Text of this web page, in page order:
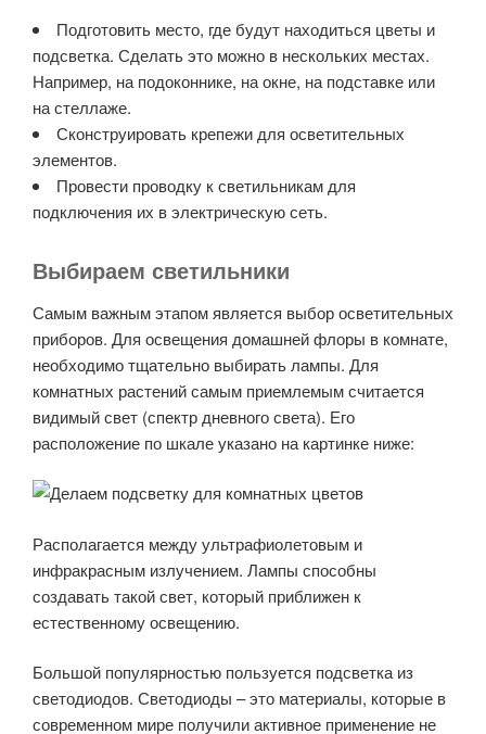
Подготовить место, где будут находиться цветы и
подсветка. Сделать это можно в нескольких местах.
Например, на подоконнике, на окне, на подставке или
на стеллаже.
Сконструировать крепежи для осветительных
элементов.
Провести проводку к светильникам для
подключения их в электрическую сеть.
Выбираем светильники
Самым важным этапом является выбор осветительных
приборов. Для освещения домашней флоры в комнате,
необходимо тщательно выбирать лампы. Для
комнатных растений самым приемлемым считается
видимый свет (спектр дневного света). Его
расположение по шкале указано на картинке ниже:
Располагается между ультрафиолетовым и
инфракрасным излучением. Лампы способны
создавать такой свет, который приближен к
естественному освещению.
Большой популярностью пользуется подсветка из
светодиодов. Светодиоды – это материалы, которые в
современном мире получили активное применение не